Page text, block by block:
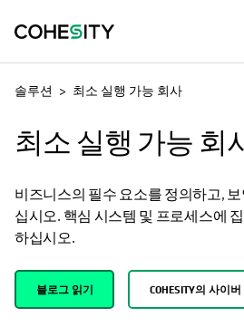
솔루션 최소 실행 가능 회사
최소 실행 가능 회
비즈니스의 필수 요소를 정의하고,
십시오. 핵심 시스템 및 프로세스에
하십시오.
블로그 읽기
OPENS IN A NEW TAB
COHESITY의 사이